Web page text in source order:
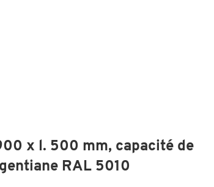
x l. 500 mm, capacité de
RAL 5010